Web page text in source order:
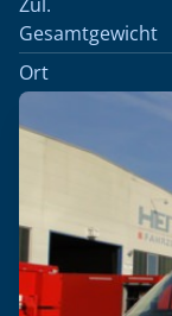
Gesamtgewicht
Ort